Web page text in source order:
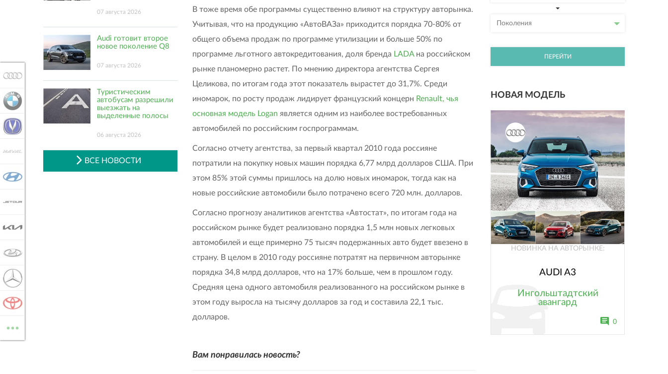
В тоже время обе программы существенно влияют на структуру авторынка.
Учитывая, что на продукцию «АвтоВАЗа» приходится порядка 70-80% от
общего объема продаж по программе утилизации и больше 50% по
программе льготного автокредитования, доля бренда LADAна российском
рынке планомерно растет. По мнению директора агентства Сергея
Целикова, по итогам года этот показатель вырастет до 31,7%. Среди
иномарок, по росту продаж лидирует французский концерн Renault, чья
основная модель Logan является одним из наиболее востребованных
автомобилей по российским госпрограммам.
Согласно отчету агентства, за первый квартал 2010 года россияне
потратили на покупку новых машин порядка 6,77 млрд долларов США. При
этом 85% этой суммы пришлось на долю новых иномарок, тогда как на
новые российские автомобили было потрачено всего 720 млн. долларов.
Согласно прогнозу аналитиков агентства «Автостат», по итогам года на
российском рынке будет реализовано порядка 1,5 млн новых легковых
автомобилей и еще примерно 75 тысяч подержанных авто будет ввезено в
страну. В целом в 2010 году россияне потратят на первичном авторынке
порядка 34,8 млрд долларов, что на 17% больше, чем в прошлом году.
Средняя цена одного автомобиля реализованного на российском рынке в
этом году выросла на тысячу долларов за год и составила 22,1 тыс.
долларов.
Вам понравилась новость?
07 августа 2026
Audi готовит второе
новое поколение Q8
07 августа 2026
Туристическим
автобусам разрешили
выезжать на
выделенные полосы
06 августа 2026
ВСЕ НОВОСТИ
Поколения
ПЕРЕЙТИ
НОВАЯ МОДЕЛЬ
НОВИНКА НА АВТОРЫНКЕ:
AUDI A3
Ингольштадтский
авангард
0
HAVAL
...